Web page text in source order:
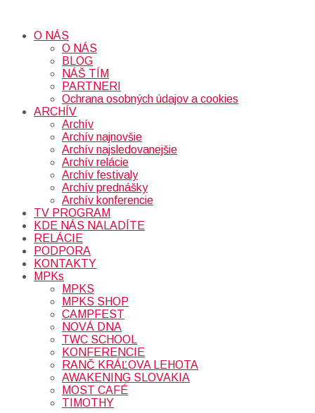
O NÁS
O NÁS
BLOG
NÁŠ TÍM
PARTNERI
Ochrana osobných údajov a cookies
ARCHÍV
Archív
Archív najnovšie
Archív najsledovanejšie
Archív relácie
Archív festivaly
Archív prednášky
Archív konferencie
TV PROGRAM
KDE NÁS NALADÍTE
RELÁCIE
PODPORA
KONTAKTY
MPKs
MPKS
MPKS SHOP
CAMPFEST
NOVÁ DNA
TWC SCHOOL
KONFERENCIE
RANČ KRÁĽOVA LEHOTA
AWAKENING SLOVAKIA
MOST CAFÉ
TIMOTHY